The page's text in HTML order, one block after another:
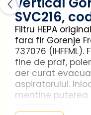
SVC216,
Filtru HEPA
fara fir Gorenje
737076
fine de praf,
aer curat
aspiratorului.
mentine puterea